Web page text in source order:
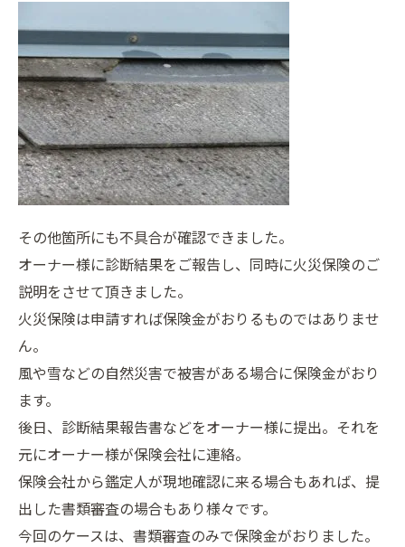
その他箇所にも不具合が確認できました。
オーナー様に診断結果をご報告し、同時に火災保険のご
説明をさせて頂きました。
火災保険は申請すれば保険金がおりるものではありませ
ん。
風や雪などの自然災害で被害がある場合に保険金がおり
ます。
後日、診断結果報告書などをオーナー様に提出。それを
元にオーナー様が保険会社に連絡。
保険会社から鑑定人が現地確認に来る場合もあれば、提
出した書類審査の場合もあり様々です。
今回のケースは、書類審査のみで保険金がおりました。